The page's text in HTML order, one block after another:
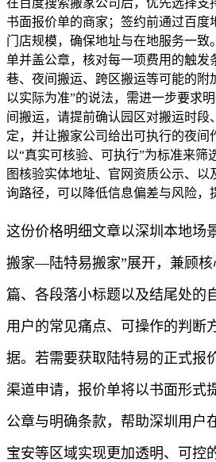
书面报价单的商家；签约前通过百度
门店规模，确保地址与在地服务一致
单并盖公章，核对每一项费用的触发
巷、夜间搬运、跨区搬运等可能的附
以实际为准”的说法，需进一步要求
间搬运，请提前确认园区对搬运时段
定，并让搬家公司给出可执行的夜间
以“真实可核验、可执行”为标准来筛
图核验实体地址、官网资质公示、以
询路径，可以降低信息偏差与风险，
这份价格明细文章以深圳本地场
搬家—陆特易搬家”展开，兼顾
篇、各段落小标题以及结尾处的
用户的常见痛点、可操作的判断
据。若需要获取陆特易的正式报
渠道申请，报价单将以书面形式
公章与明确条款，帮助深圳用户
宝安等区域实现更加透明、可控